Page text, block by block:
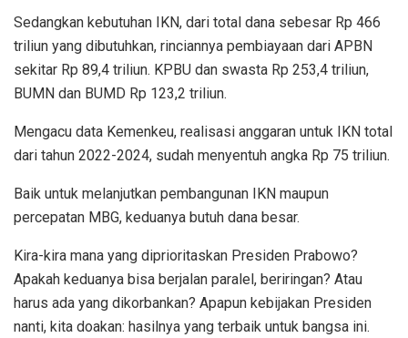
Sedangkan kebutuhan IKN, dari total dana sebesar Rp 466
triliun yang dibutuhkan, rinciannya pembiayaan dari APBN
sekitar Rp 89,4 triliun. KPBU dan swasta Rp 253,4 triliun,
BUMN dan BUMD Rp 123,2 triliun.
Mengacu data Kemenkeu, realisasi anggaran untuk IKN total
dari tahun 2022-2024, sudah menyentuh angka Rp 75 triliun.
Baik untuk melanjutkan pembangunan IKN maupun
percepatan MBG, keduanya butuh dana besar.
Kira-kira mana yang diprioritaskan Presiden Prabowo?
Apakah keduanya bisa berjalan paralel, beriringan? Atau
harus ada yang dikorbankan? Apapun kebijakan Presiden
nanti, kita doakan: hasilnya yang terbaik untuk bangsa ini.